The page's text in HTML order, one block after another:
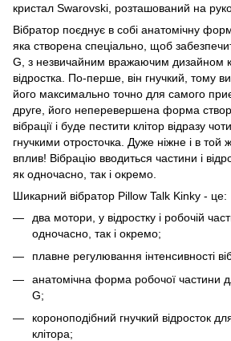
кристал Swarovski, розташований на
Вібратор поєднує в собі анатомічну
яка створена спеціально, щоб
G, з незвичайним вражаючим дизайном
відростка. По-перше, він гнучкий, тому
його максимально точно для самого
друге, його неперевершена форма
вібрації і буде пестити клітор відразу
гнучкими отросточка. Дуже ніжне і в той
вплив! Вібрацію вводиться частини і
як одночасно, так і окремо.
Шикарний вібратор Pillow Talk Kinky - це:
два мотори, у відростку і робочій
одночасно, так і окремо;
плавне регулювання інтенсивності
анатомічна форма робочої частини
G;
короноподібний гнучкий відросток
клітора;